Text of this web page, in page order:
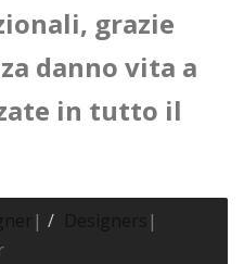
grazie
danno vita a
in tutto il
|
|